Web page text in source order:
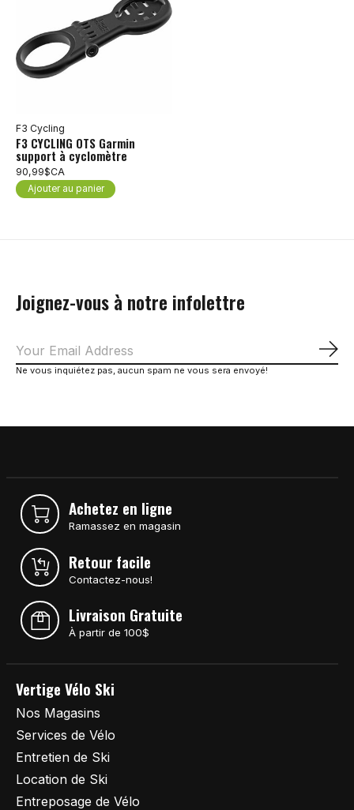
F3 Cycling
F3 CYCLING OTS Garmin
support à cyclomètre
90,99$CA
Ajouter au panier
Joignez-vous à notre infolettre
Ne vous inquiétez pas, aucun spam ne vous sera envoyé!
Achetez en ligne
Ramassez en magasin
Retour facile
Contactez-nous!
Livraison Gratuite
À partir de 100$
Vertige Vélo Ski
Nos Magasins
Services de Vélo
Entretien de Ski
Location de Ski
Entreposage de Vélo